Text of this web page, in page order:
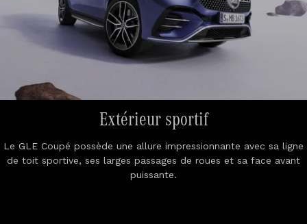
Extérieur sportif
Le GLE Coupé possède une allure impressionnante avec sa ligne
de toit sportive, ses larges passages de roues et sa face avant
puissante.